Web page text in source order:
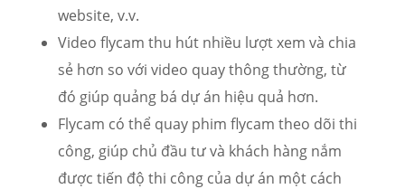
website, v.v.
Video flycam thu hút nhiều lượt xem và chia
sẻ hơn so với video quay thông thường, từ
đó giúp quảng bá dự án hiệu quả hơn.
Flycam có thể quay phim flycam theo dõi thi
công, giúp chủ đầu tư và khách hàng nắm
được tiến độ thi công của dự án một cách